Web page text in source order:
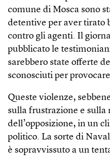
comune di Mosca sono
detentive per aver tirato
contro gli agenti. Il
pubblicato le
sarebbero state offerte
sconosciuti per
Queste violenze,
sulla frustrazione e sulla
dell’opposizione, in un
politico. La sorte di
è sopravvissuto a un